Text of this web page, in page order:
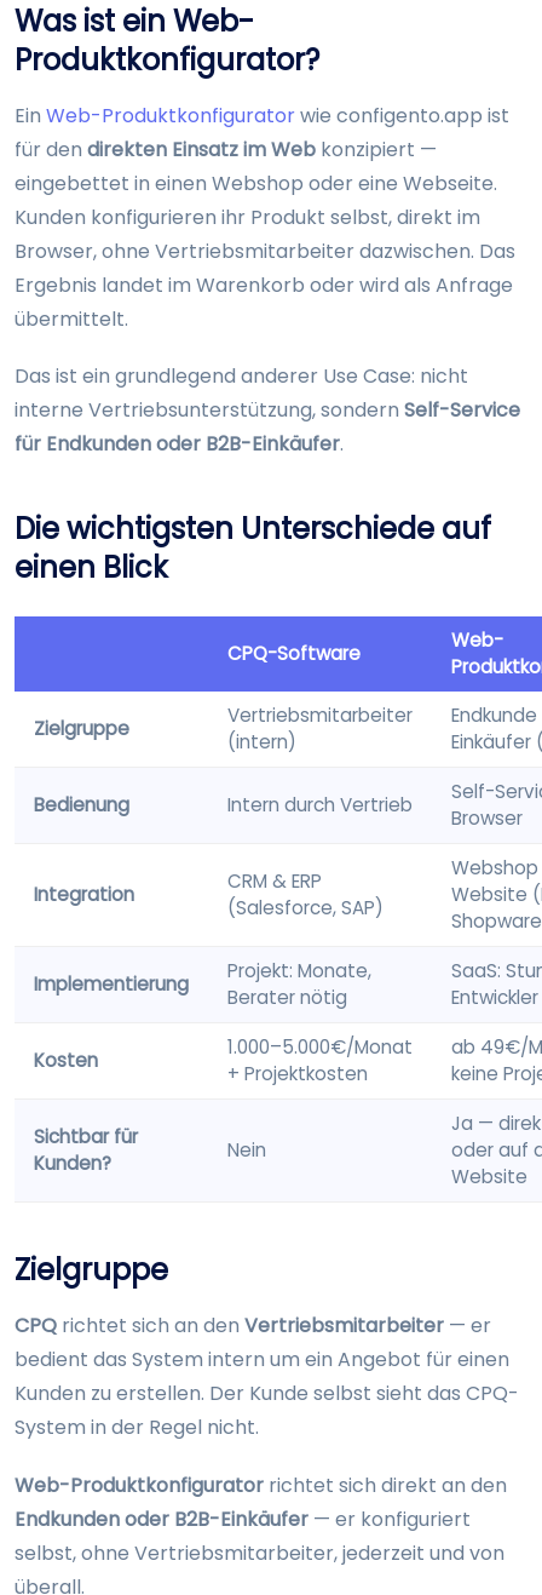
Was ist ein Web-
Produktkonfigurator?
Ein Web-Produktkonfiguratorwie configento.app ist
für den direkten Einsatz im Web konzipiert —
eingebettet in einen Webshop oder eine Webseite.
Kunden konfigurieren ihr Produkt selbst, direkt im
Browser, ohne Vertriebsmitarbeiter dazwischen. Das
Ergebnis landet im Warenkorb oder wird als Anfrage
übermittelt.
Das ist ein grundlegend anderer Use Case: nicht
interne Vertriebsunterstützung, sondern Self-Service
für Endkunden oder B2B-Einkäufer.
Die wichtigsten Unterschiede auf
einen Blick
CPQ-Software
Web-
Zielgruppe
Vertriebsmitarbeiter
(intern)
Einkäufer
Bedienung Intern durch Vertrieb
Self-
Browser
Integration
CRM & ERP
(Salesforce, SAP)
Website
Implementierung
Projekt: Monate,
Berater nötig
SaaS:
Kosten
1.000–5.000€/Monat
+ Projektkosten
ab 49€/
keine
Sichtbar für
Kunden?
Nein
Ja —
oder auf
Website
Zielgruppe
CPQ richtet sich an den Vertriebsmitarbeiter — er
bedient das System intern um ein Angebot für einen
Kunden zu erstellen. Der Kunde selbst sieht das CPQ-
System in der Regel nicht.
Web-Produktkonfigurator richtet sich direkt an den
Endkunden oder B2B-Einkäufer — er konfiguriert
selbst, ohne Vertriebsmitarbeiter, jederzeit und von
überall.